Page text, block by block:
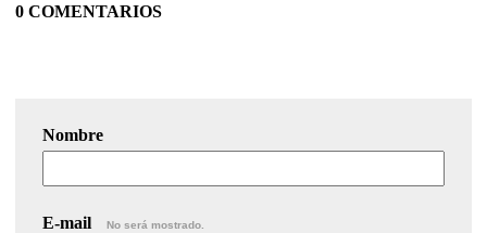
0 COMENTARIOS
Nombre
E-mail No será mostrado.